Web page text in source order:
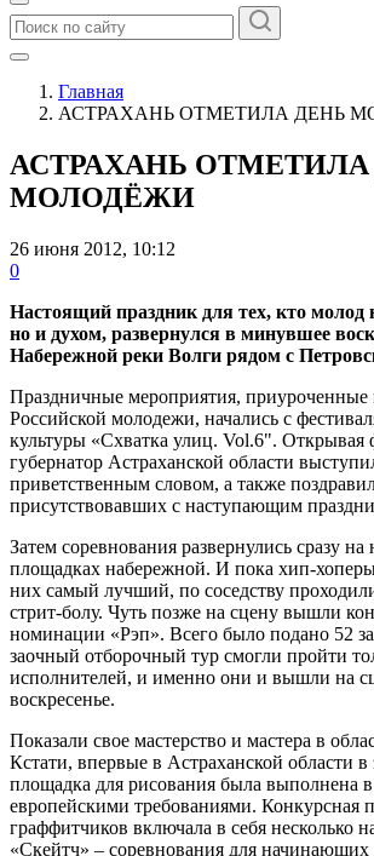
Главная
АСТРАХАНЬ ОТМЕТИЛА ДЕНЬ
АСТРАХАНЬ ОТМЕТИЛА
МОЛОДЁЖИ
26 июня 2012, 10:12
0
Настоящий праздник для тех, кто молод
но и духом, развернулся в минувшее
Набережной реки Волги рядом с
Праздничные мероприятия,
Российской молодежи, начались с
культуры «Схватка улиц. Vol.6". Открывая
губернатор Астраханской области
приветственным словом, а также
присутствовавших с наступающим
Затем соревнования развернулись сразу на
площадках набережной. И пока хип-
них самый лучший, по соседству
стрит-болу. Чуть позже на сцену вышли
номинации «Рэп». Всего было подано 52
заочный отборочный тур смогли пройти
исполнителей, и именно они и вышли на
воскресенье.
Показали свое мастерство и мастера в
Кстати, впервые в Астраханской области в
площадка для рисования была выполнена в
европейскими требованиями. Конкурсная
граффитчиков включала в себя несколько
«Скейтч» – соревнования для